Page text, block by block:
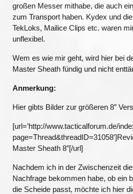
großen Messer mithabe, die auch
zum Transport haben. Kydex und
TekLoks, Mailice Clips etc. waren
unflexibel.
Wem es wie mir geht, wird hier bei
Master Sheath fündig und nicht
Anmerkung:
Hier gibts Bilder zur größeren 8″
[url=’http://www.tacticalforum.de/
Master Sheath 8″[/url]
Nachdem ich in der Zwischenzeit
Nachfrage bekommen habe, ob ein
die Scheide passt, möchte ich hier